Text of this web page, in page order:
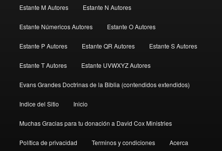
Estante M Autores Estante N Autores
Estante Númericos Autores Estante O Autores
Estante P Autores Estante QR Autores Estante S Autores
Estante T Autores Estante UVWXYZ Autores
Evans Grandes Doctrinas de la Biblia (contendidos extendidos)
Indice del Sitio Inicio
Muchas Gracias para tu donación a David Cox Ministries
Política de privacidad Terminos y condiciones Acerca